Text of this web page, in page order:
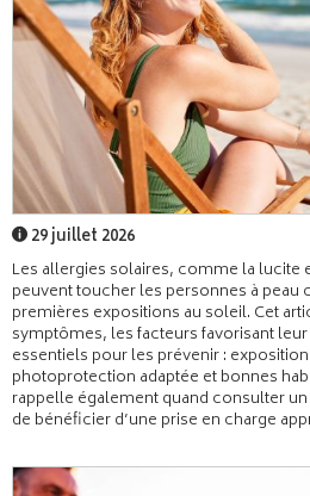
29 juillet 2026
Les allergies solaires, comme la lucite
peuvent toucher les personnes à peau
premières expositions au soleil. Cet
symptômes, les facteurs favorisant
essentiels pour les prévenir :
photoprotection adaptée et bonnes
rappelle également quand consulter
de bénéficier d’une prise en charge